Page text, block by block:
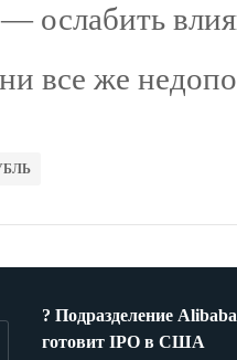
ослабить
все же
? Подразделение Alibaba
готовит IPO в США